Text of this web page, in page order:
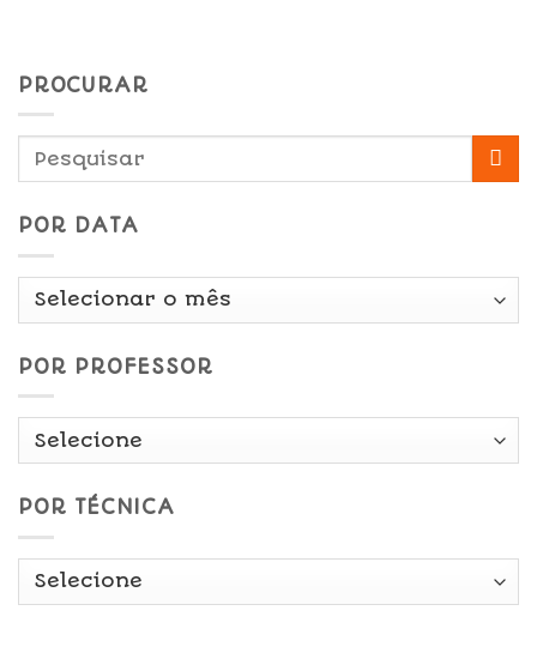
PROCURAR
POR DATA
Por
POR PROFESSOR
POR TÉCNICA